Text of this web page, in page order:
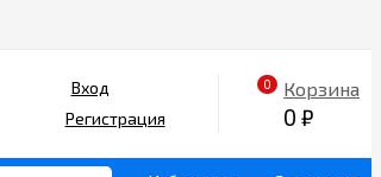
Вход
Регистрация
0 Корзина
0 ₽